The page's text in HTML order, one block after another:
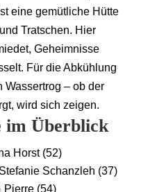
eine gemütliche Hütte
Tratschen. Hier
Geheimnisse
Für die Abkühlung
Wassertrog – ob der
wird sich zeigen.
im Überblick
Horst (52)
Schanzleh (37)
Pierre (54)